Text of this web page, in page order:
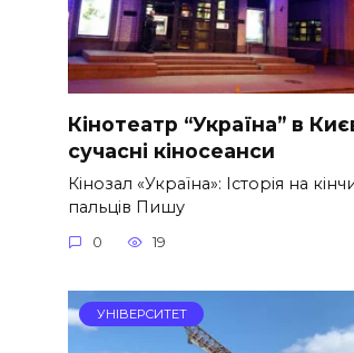
Кінотеатр “Україна” в
сучасні кіносеанси
Кінозал «Україна»: Історія на
пальців Пишу
0 19
УНІВЕРСИТЕТ